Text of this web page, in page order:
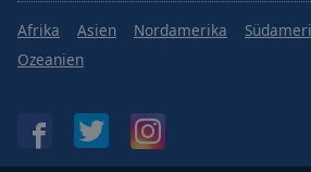
Afrika Asien Nordamerika
Ozeanien